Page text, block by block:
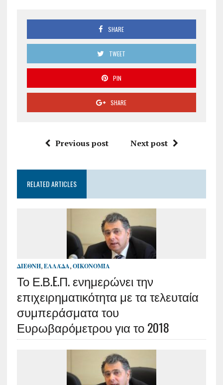
SHARE
TWEET
PIN
SHARE
Previous post Next post
RELATED ARTICLES
ΔΙΕΘΝΉ, ΕΛΛΆΔΑ, ΟΙΚΟΝΟΜΊΑ
Το Ε.Β.E.Π. ενημερώνει την
επιχειρηματικότητα με τα τελευταία
συμπεράσματα του
Ευρωβαρόμετρου για το 2018